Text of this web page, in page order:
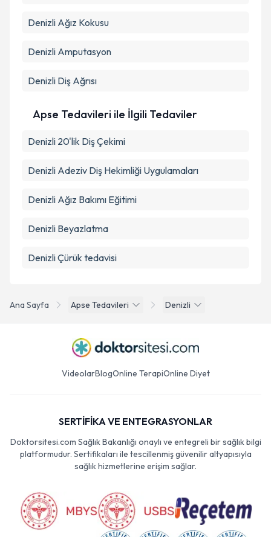
Ana Sayfa Apse Tedavileri Denizli
Denizli Ağız Kokusu
Denizli Amputasyon
Denizli Diş Ağrısı
Apse Tedavileri ile İlgili Tedaviler
Denizli 20'lik Diş Çekimi
Denizli Adeziv Diş Hekimliği Uygulamaları
Denizli Ağız Bakımı Eğitimi
Denizli Beyazlatma
Denizli Çürük tedavisi
VideolarBlogOnline TerapiOnline Diyet
SERTİFİKA VE ENTEGRASYONLAR
Doktorsitesi.com Sağlık Bakanlığı onaylı ve entegreli bir sağlık bilgi
platformudur. Sertifikaları ile tescillenmiş güvenilir altyapısıyla
sağlık hizmetlerine erişim sağlar.